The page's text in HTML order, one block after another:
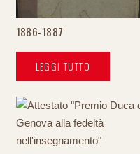
1886-1887
LEGGI TUTTO